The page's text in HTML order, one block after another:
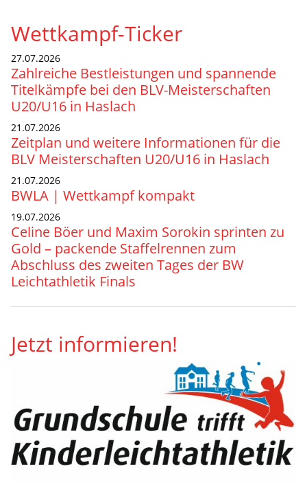
Wettkampf-Ticker
27.07.2026
Zahlreiche Bestleistungen und spannende
Titelkämpfe bei den BLV-Meisterschaften
U20/U16 in Haslach
21.07.2026
Zeitplan und weitere Informationen für die
BLV Meisterschaften U20/U16 in Haslach
21.07.2026
BWLA | Wettkampf kompakt
19.07.2026
Celine Böer und Maxim Sorokin sprinten zu
Gold – packende Staffelrennen zum
Abschluss des zweiten Tages der BW
Leichtathletik Finals
Jetzt informieren!